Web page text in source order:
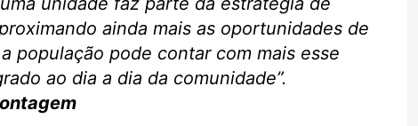
ainda mais as oportunidades de
população pode contar com mais esse
ao dia a dia da comunidade”.